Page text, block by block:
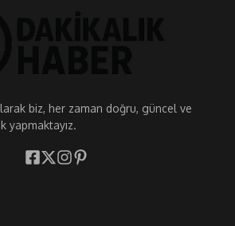
biz, her zaman doğru, güncel ve
yapmaktayız.